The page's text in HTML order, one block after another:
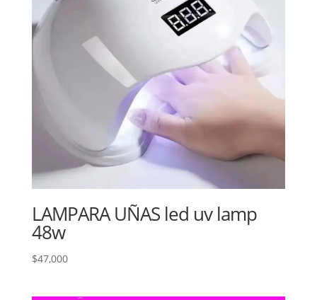
LAMPARA UÑAS led uv lamp
48w
$47,000